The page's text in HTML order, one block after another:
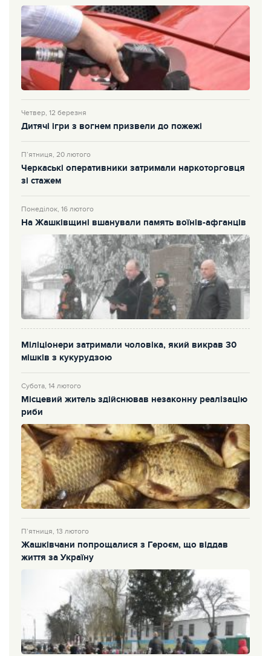
Четвер, 12 березня
Дитячі ігри з вогнем призвели до пожежі
П’ятниця, 20 лютого
Черкаські оперативники затримали наркоторговця
зі стажем
Понеділок, 16 лютого
На Жашківщині вшанували память воїнів-афганців
Міліціонери затримали чоловіка, який викрав 30
мішків з кукурудзою
Субота, 14 лютого
Місцевий житель здійснював незаконну реалізацію
риби
П’ятниця, 13 лютого
Жашківчани попрощалися з Героєм, що віддав
життя за Україну